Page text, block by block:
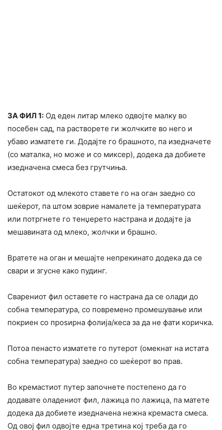
ЗА ФИЛ 1: Од еден литар млеко одвојте малку во
посебен сад, па растворете ги жолчките во него и
убаво изматете ги. Додајте го брашното, па изедначете
(со маталка, но може и со миксер), додека да добиете
изедначена смеса без грутчиња.
Остатокот од млекото ставете го на оган заедно со
шеќерот, па штом зоврие намалете ја температурата
или потргнете го тенџерето настрана и додајте ја
мешавината од млеко, жолчки и брашно.
Вратете на оган и мешајте непрекинато додека да се
свари и згусне како пудинг.
Сварениот фил оставете го настрана да се олади до
собна температура, со повремено промешување или
покриен со проѕирна фолија/кеса за да не фати коричка.
Потоа пенасто изматете го путерот (омекнат на истата
собна температура) заедно со шеќерот во прав.
Во кремастиот путер започнете постепено да го
додавате оладениот фил, лажица по лажица, па матете
додека да добиете изедначена нежна кремаста смеса.
Од овој фил одвојте една третина кој треба да го